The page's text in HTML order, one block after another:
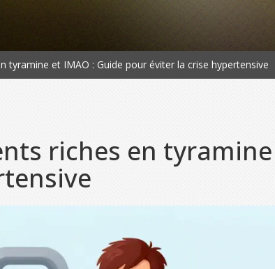
tyramine et IMAO : Guide pour éviter la crise hypertensive
riches en